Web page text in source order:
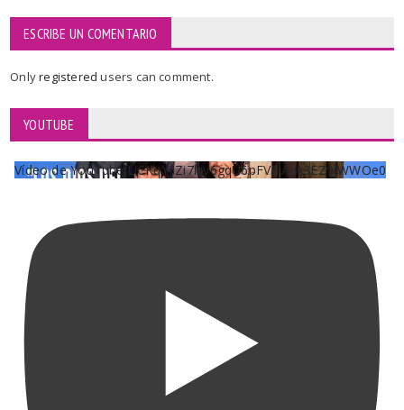
ESCRIBE UN COMENTARIO
Onlyregisteredusers can comment.
YOUTUBE
Vídeo de YouTube UCKqYjiZi7lzy6gqU6pFVFiA_A3EZ9JWWOe0